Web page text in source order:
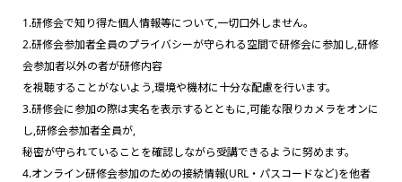
1.研修会で知り得た個人情報等について,一切口外しません。
2.研修会参加者全員のプライバシーが守られる空間で研修会に参加し,研修
会参加者以外の者が研修内容
を視聴することがないよう,環境や機材に十分な配慮を行います。
3.研修会に参加の際は実名を表示するとともに,可能な限りカメラをオンに
し,研修会参加者全員が,
秘密が守られていることを確認しながら受講できるように努めます。
4.オンライン研修会参加のための接続情報(URL・パスコードなど)を他者